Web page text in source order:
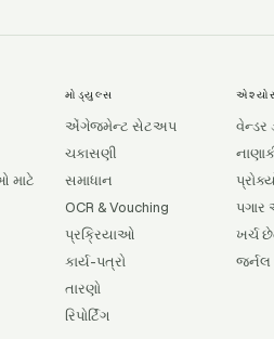
માટે
મોડ્યુલ્સ
એંગેજમેન્ટ સેટઅપ
ચકાસણી
સમાધાન
OCR & Vouching
પ્રક્રિયાઓ
કાર્ય-પત્રો
તારણો
રિપોર્ટિંગ
વેન્ડર
પગાર
ખર્ચ
જર્નલ